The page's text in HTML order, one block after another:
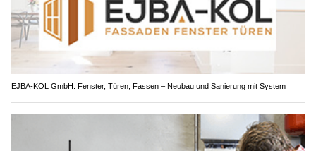
EJBA-KOL GmbH: Fenster, Türen, Fassen – Neubau und Sanierung mit System